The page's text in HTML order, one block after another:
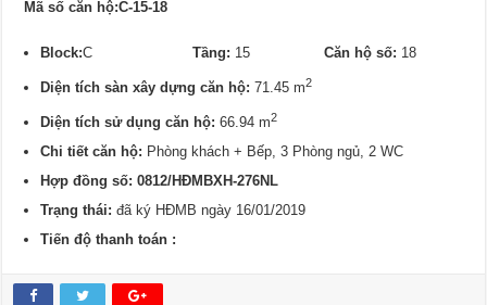
Mã số căn hộ:C-15-18
Block:CTầng: 15Căn hộ số: 18
Diện tích sàn xây dựng căn hộ:71.45 m2
Diện tích sử dụng căn hộ: 66.94 m2
Chi tiết căn hộ: Phòng khách + Bếp, 3 Phòng ngủ, 2 WC
Hợp đồng số: 0812/HĐMBXH-276NL
Trạng thái:đã ký HĐMB ngày 16/01/2019
Tiến độ thanh toán :